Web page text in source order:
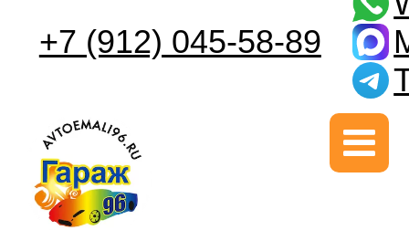
+7 (912) 045-58-89